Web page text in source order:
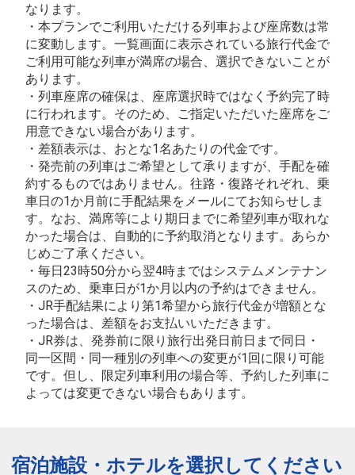
なります。
・本プランでご利用いただける列車および座席数は常
に変動します。一覧画面に表示されている旅行代金で
ご利用可能な列車が満席の場合、選択できないことが
あります。
・列車座席の確保は、座席選択時ではなく予約完了時
に行われます。そのため、ご指定いただいた座席をご
用意できない場合があります。
・差額表示は、おとな1名あたりの代金です。
・発売前の列車はご希望として承りますが、手配を確
約するものではありません。往路・復路それぞれ、乗
車日の1か月前に手配結果をメールにてお知らせしま
す。なお、満席等により期日までに希望列車が取れな
かった場合は、自動的に予約取消となります。あらか
じめご了承ください。
・毎日23時50分から翌4時まではシステムメンテナン
スのため、乗車日が1か月以内の予約はできません。
・JR手配結果により第1希望から旅行代金が増額とな
った場合は、差額をお支払いいただきます。
・JR券は、発券前に限り旅行出発日前日まで同日・
同一区間・同一種別の列車への変更が1回に限り可能
です。但し、限定列車利用の場合等、予約した列車に
よっては変更できない場合もあります。
宿泊施設・ホテルを選択してください